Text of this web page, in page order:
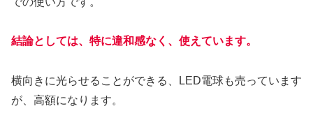
結論としては、特に違和感なく、使えています。
横向きに光らせることができる、LED電球も売っています
が、高額になります。